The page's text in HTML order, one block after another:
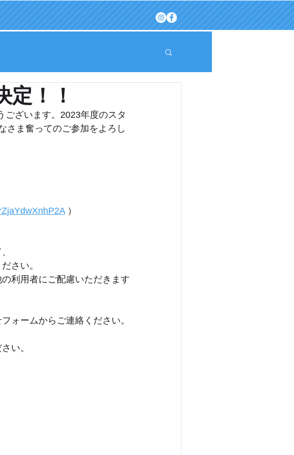
定！！
ございます。2023年度のスタ
さま奮ってのご参加をよろし
）
さい。
利用者にご配慮いただきます
ォームからご連絡ください。
い。